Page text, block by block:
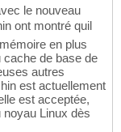
le nouveau
ont montré quil
en plus
cache de base de
autres
est actuellement
est acceptée,
noyau Linux dès